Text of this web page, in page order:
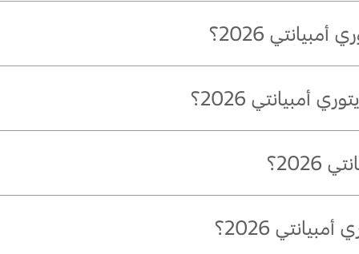
2026؟
® GTDI سعة 1.8 لتر. 2026؟
وأبيض أنيق، وأسود نمري، وأخضر الواحة، ورمادي لامع، وأزرق ضوء
2026؟